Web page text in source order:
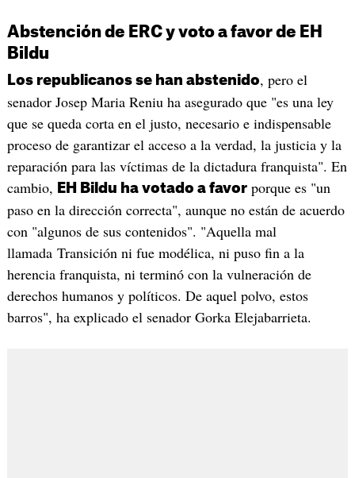
Abstención de ERC y voto a favor de EH
Bildu
Los republicanos se han abstenido, pero el
senador Josep Maria Reniu ha asegurado que "es una ley
que se queda corta en el justo, necesario e indispensable
proceso de garantizar el acceso a la verdad, la justicia y la
reparación para las víctimas de la dictadura franquista". En
cambio,
EH Bildu ha votado a favorporque es "un
paso en la dirección correcta", aunque no están de acuerdo
con "algunos de sus contenidos". "Aquella mal
llamada Transición ni fue modélica, ni puso fin a la
herencia franquista, ni terminó con la vulneración de
derechos humanos y políticos. De aquel polvo, estos
barros", ha explicado el senador Gorka Elejabarrieta.